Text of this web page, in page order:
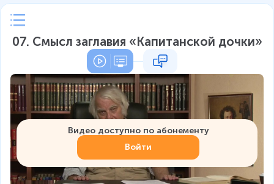
07. Смысл заглавия «Капитанской дочки»
Видео доступно по абонементу
Войти